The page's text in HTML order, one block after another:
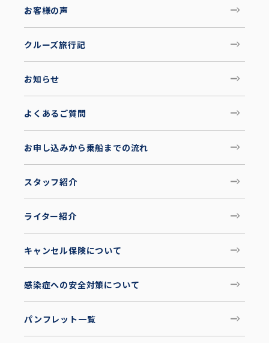
お客様の声
クルーズ旅行記
お知らせ
よくあるご質問
お申し込みから乗船までの流れ
スタッフ紹介
ライター紹介
キャンセル保険について
感染症への安全対策について
パンフレット一覧